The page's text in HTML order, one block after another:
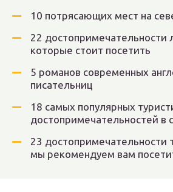
10 потрясающих мест на
22 достопримечательности
которые стоит посетить
5 романов современных
писательниц
18 самых популярных
достопримечательностей в
23 достопримечательности
мы рекомендуем вам